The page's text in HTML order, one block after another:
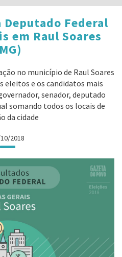
Federal
em Raul Soares
no município de Raul Soares
eleitos e os candidatos mais
senador, deputado
somando todos os locais de
da cidade
2018